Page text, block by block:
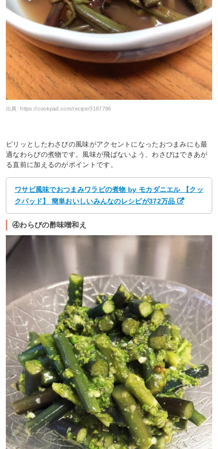
出典:https://cookpad.com/recipe/3187796
ピリッとしたわさびの風味がアクセントになったおつまみにも最
適なわらびの煮物です。風味が飛ばないよう、わさびはできあが
る直前に加えるのがポイントです。
ワサビ風味でおつまみワラビの煮物 by モカダニエル 【クッ
クパッド】 簡単おいしいみんなのレシピが372万品
④わらびの酢味噌和え